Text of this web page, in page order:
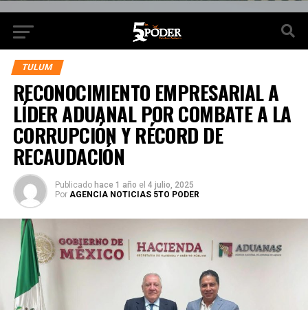
TULUM
RECONOCIMIENTO EMPRESARIAL A
LÍDER ADUANAL POR COMBATE A LA
CORRUPCIÓN Y RÉCORD DE
RECAUDACIÓN
Publicado hace 1 año el 4 julio, 2025
Por AGENCIA NOTICIAS 5TO PODER